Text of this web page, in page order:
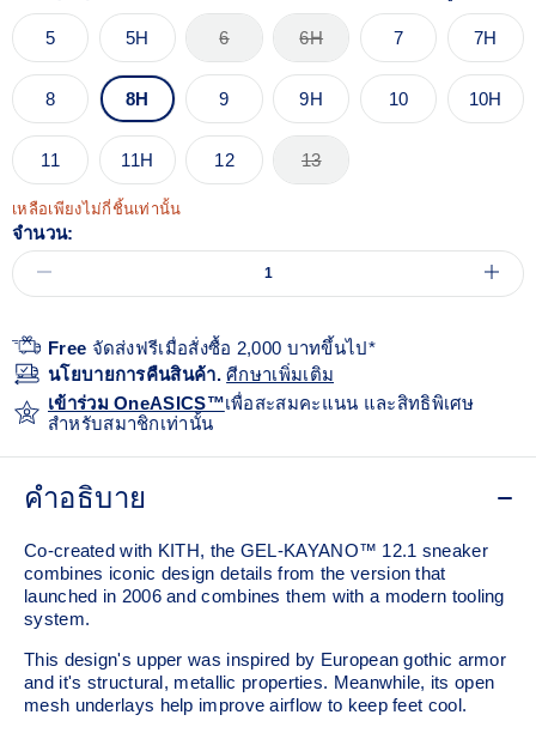
5 5H 6 6H 7 7H
8 8H 9 9H 10 10H
11 11H 12 13
เหลือเพียงไม่กี่ชิ้นเท่านั้น
จำนวน:
Free จัดส่งฟรีเมื่อสั่งซื้อ 2,000 บาทขึ้นไป*
นโยบายการคืนสินค้า.ศีกษาเพิ่มเติม
เข้าร่วม OneASICS™เพื่อสะสมคะแนน และสิทธิพิเศษ
สำหรับสมาชิกเท่านั้น
คำอธิบาย
Co-created with KITH, the GEL-KAYANO™ 12.1 sneaker
combines iconic design details from the version that
launched in 2006 and combines them with a modern tooling
system.
This design's upper was inspired by European gothic armor
and it's structural, metallic properties. Meanwhile, its open
mesh underlays help improve airflow to keep feet cool.